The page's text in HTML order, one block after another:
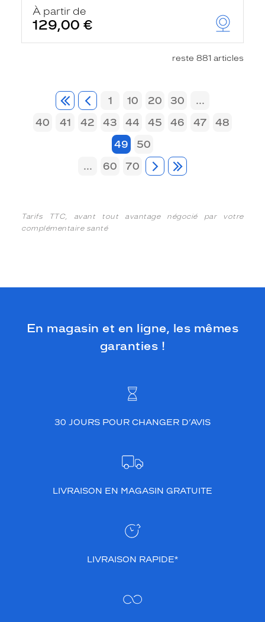
À partir de
129,00 €
reste 881 articles
1 10 20 30
...
40
41 42 43 44 45 46 47
48
49
50
...
60 70
Tarifs TTC, avant tout avantage négocié par votre
complémentaire santé
En magasin et en ligne, les mêmes
garanties !
30 JOURS POUR CHANGER D’AVIS
LIVRAISON EN MAGASIN GRATUITE
LIVRAISON RAPIDE*